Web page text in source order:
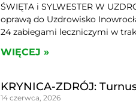
ŚWIĘTA i SYLWESTER W
oprawą do Uzdrowisko
24 zabiegami leczniczymi w
WIĘCEJ »
KRYNICA-ZDRÓJ:
14 czerwca, 2026